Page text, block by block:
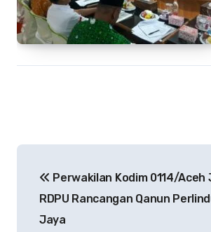
pos Perwakilan Kodim 0114/
RDPU Rancangan Qanun
Jaya